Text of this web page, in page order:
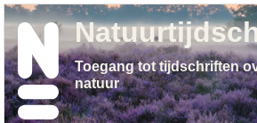
Toegang tot tijdschriften
natuur